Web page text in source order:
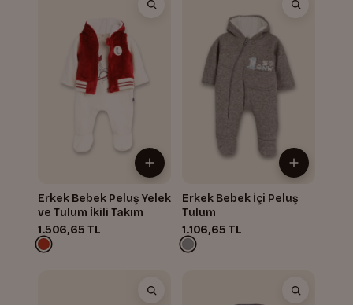
Erkek Bebek Peluş Yelek
ve Tulum İkili Takım
1.506,65 TL
Erkek Bebek İçi Peluş
Tulum
1.106,65 TL